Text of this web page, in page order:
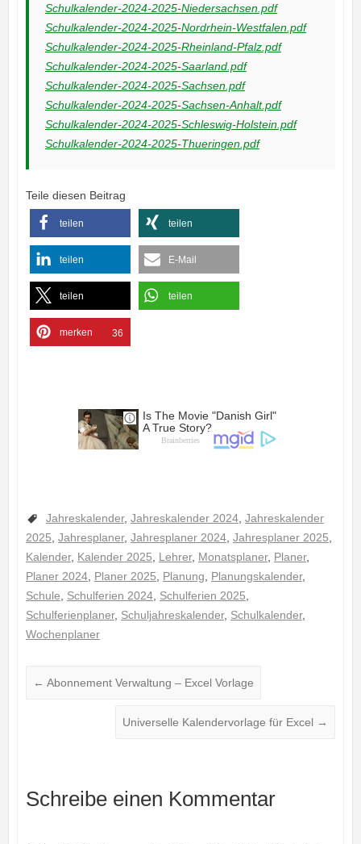
Schulkalender-2024-2025-Niedersachsen.pdf
Schulkalender-2024-2025-Nordrhein-Westfalen.pdf
Schulkalender-2024-2025-Rheinland-Pfalz.pdf
Schulkalender-2024-2025-Saarland.pdf
Schulkalender-2024-2025-Sachsen.pdf
Schulkalender-2024-2025-Sachsen-Anhalt.pdf
Schulkalender-2024-2025-Schleswig-Holstein.pdf
Schulkalender-2024-2025-Thueringen.pdf
Teile diesen Beitrag
teilen teilen
teilen E-Mail
teilen teilen
merken 36
Jahreskalender, Jahreskalender 2024, Jahreskalender
2025 Jahresplaner, Jahresplaner 2024, Jahresplaner 2025
Kalender, Kalender 2025 Lehrer, Monatsplaner, Planer,
Planer 2024, Planer 2025 Planung Planungskalender,
Schule
Schulferien 2024, Schulferien 2025
Schulferienplaner, Schuljahreskalender, Schulkalender,
Wochenplaner
← Abonnement Verwaltung – Excel Vorlage
Universelle Kalendervorlage für Excel →
Schreibe einen Kommentar